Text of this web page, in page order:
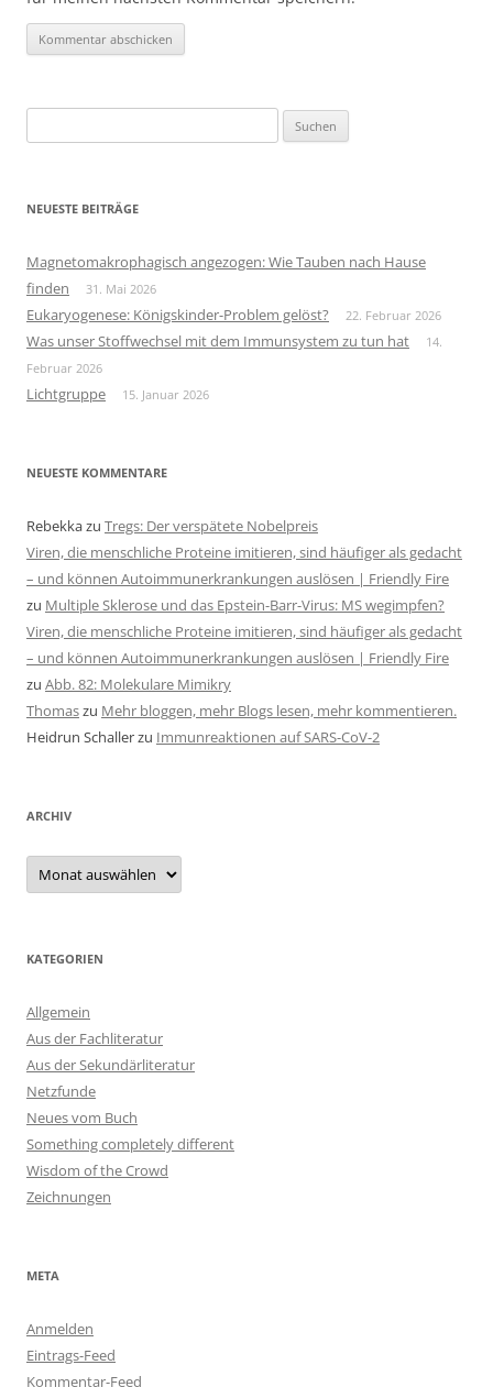
nach:
NEUESTE BEITRÄGE
Magnetomakrophagisch angezogen: Wie Tauben nach Hause
finden
31. Mai 2026
Eukaryogenese: Königskinder-Problem gelöst? 22. Februar 2026
Was unser Stoffwechsel mit dem Immunsystem zu tun hat
14.
Februar 2026
Lichtgruppe 15. Januar 2026
NEUESTE KOMMENTARE
Rebekkazu Tregs: Der verspätete Nobelpreis
Viren, die menschliche Proteine imitieren, sind häufiger als gedacht
– und können Autoimmunerkrankungen auslösen | Friendly Fire
zu Multiple Sklerose und das Epstein-Barr-Virus: MS wegimpfen?
Viren, die menschliche Proteine imitieren, sind häufiger als gedacht
– und können Autoimmunerkrankungen auslösen | Friendly Fire
zu Abb. 82: Molekulare Mimikry
Thomaszu Mehr bloggen, mehr Blogs lesen, mehr kommentieren.
Heidrun Schallerzu Immunreaktionen auf SARS-CoV-2
ARCHIV
Archiv
KATEGORIEN
Allgemein
Aus der Fachliteratur
Aus der Sekundärliteratur
Netzfunde
Neues vom Buch
Something completely different
Wisdom of the Crowd
Zeichnungen
META
Anmelden
Eintrags-Feed
Kommentar-Feed